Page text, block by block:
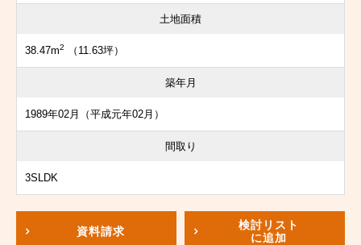
土地面積
38.47m2 （11.63坪）
築年月
1989年02月（平成元年02月）
間取り
3SLDK
資料請求
検討リスト
に追加